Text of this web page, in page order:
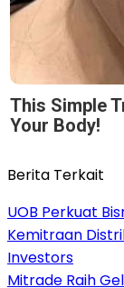
This Simple
Your Body!
Berita Terkait
UOB Perkuat
Kemitraan
Investors
Mitrade Raih